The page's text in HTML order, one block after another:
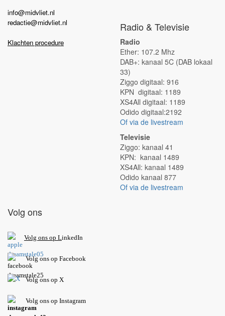
info@midvliet.nl
redactie@midvliet.nl
Klachten procedure
Radio & Televisie
Radio
Ether: 107.2 Mhz
DAB+: kanaal 5C (DAB lokaal
33)
Ziggo digitaal: 916
KPN digitaal: 1189
XS4All digitaal: 1189
Odido digitaal:2192
Of via de livestream
Televisie
Ziggo: kanaal 41
KPN: kanaal 1489
XS4All: kanaal 1489
Odido kanaal 877
Of via de livestream
Volg ons
Volg ons op LinkedIn
Volg ons op Facebook
Volg ons op X
Volg ons op Instagram